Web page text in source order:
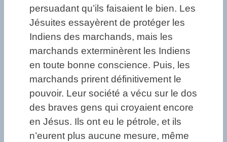
persuadant qu’ils faisaient le bien. Les
Jésuites essayèrent de protéger les
Indiens des marchands, mais les
marchands exterminèrent les Indiens
en toute bonne conscience. Puis, les
marchands prirent définitivement le
pouvoir. Leur société a vécu sur le dos
des braves gens qui croyaient encore
en Jésus. Ils ont eu le pétrole, et ils
n’eurent plus aucune mesure, même